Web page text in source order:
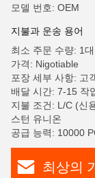
모델 번호: OEM
지불과 운송 용어
최소 주문 수량: 1
가격: Nigotiable
포장 세부 사항: 고
배달 시간: 7-15 작
지불 조건: L/C (신
스턴 유니온
공급 능력: 10000
최상의